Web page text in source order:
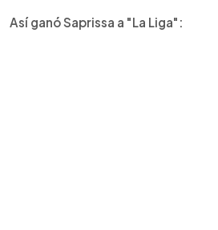
Así ganó Saprissa a "La Liga":